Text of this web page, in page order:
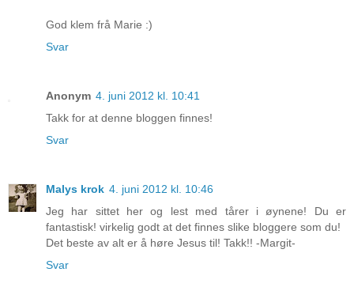
God klem frå Marie :)
Svar
Anonym 4. juni 2012 kl. 10:41
Takk for at denne bloggen finnes!
Svar
Malys krok 4. juni 2012 kl. 10:46
Jeg har sittet her og lest med tårer i øynene! Du er
fantastisk! virkelig godt at det finnes slike bloggere som du!
Det beste av alt er å høre Jesus til! Takk!! -Margit-
Svar